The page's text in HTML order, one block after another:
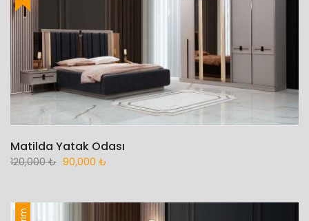
Matilda Yatak Odası
120,000₺ 90,000 ₺